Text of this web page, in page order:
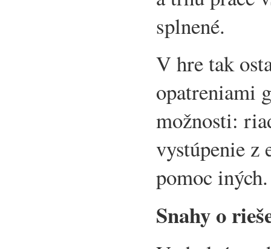
splnené.
V hre tak
opatreniami
možnosti:
vystúpenie z
pomoc iných.
Snahy o